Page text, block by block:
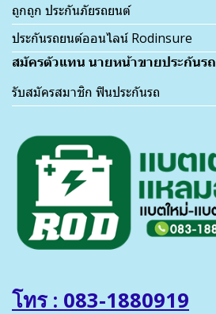
ถูกถูก ประกันภัยรถยนต์
ประกันรถยนต์ออนไลน์ Rodinsure
สมัครตัวแทน นายหน้าขายประกันรถ
รับสมัครสมาชิก ฟินประกันรถ
โทร : 083-1880919